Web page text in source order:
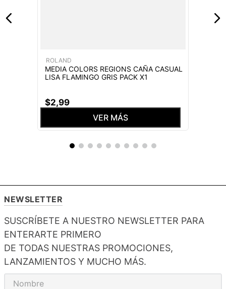
ROLAND
MEDIA COLORS REGIONS CAÑA CASUAL
LISA FLAMINGO GRIS PACK X1
$2,99
VER MÁS
NEWSLETTER
SUSCRÍBETE A NUESTRO NEWSLETTER PARA
ENTERARTE PRIMERO
DE TODAS NUESTRAS PROMOCIONES,
LANZAMIENTOS Y MUCHO MÁS.